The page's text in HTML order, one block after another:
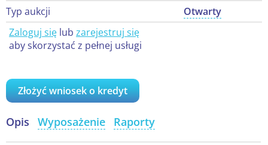
Typ aukcji
Otwarty
Zaloguj się lub zarejestruj się
aby skorzystać z pełnej usługi
Złożyć wniosek o kredyt
Opis Wyposażenie Raporty